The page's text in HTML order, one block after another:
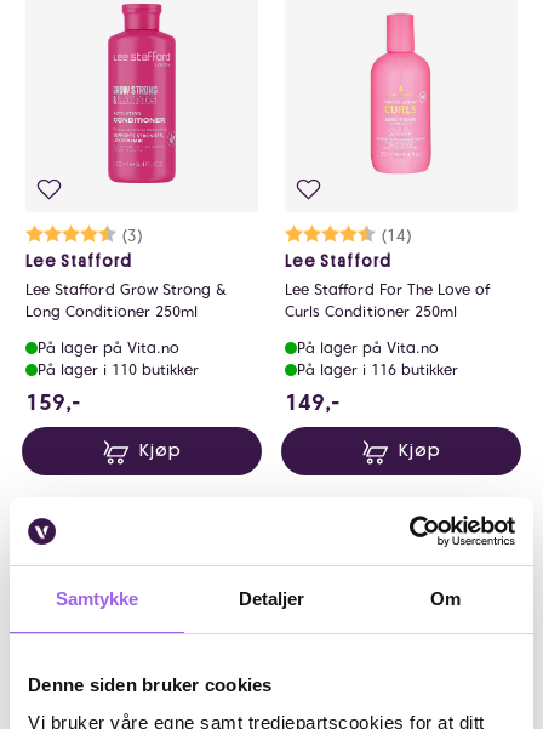
Samtykke Detaljer Om
Denne siden bruker cookies
Vi bruker våre egne samt tredjepartscookies for at ditt
Karakter:
(3)
4.7 av 5 mulige
Lee Stafford
Lee Stafford Grow Strong &
Long Conditioner 250ml
På lager på Vita.no
På lager i 110 butikker
159,-
Kjøp
Karakter:
(14)
4.3 av 5 mulige
Lee Stafford
Lee Stafford For The Love of
Curls Conditioner 250ml
På lager på Vita.no
På lager i 116 butikker
149,-
Kjøp